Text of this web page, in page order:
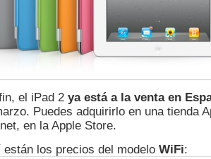
el iPad 2 ya está a la venta en
Puedes adquirirlo en una tienda
en la Apple Store.
están los precios del modelo WiFi: